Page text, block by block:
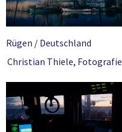
Rügen / Deutschland
Christian Thiele, Fotografie